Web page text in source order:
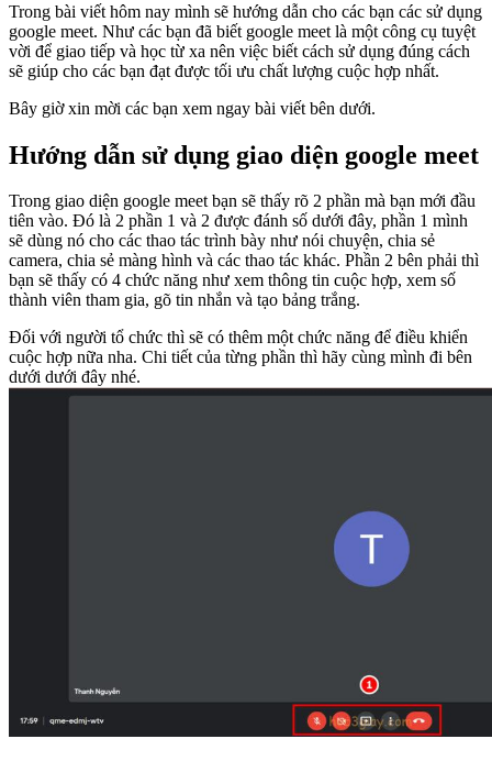
Trong bài viết hôm nay mình sẽ hướng dẫn cho các bạn các sử dụng
google meet. Như các bạn đã biết google meet là một công cụ tuyệt
vời để giao tiếp và học từ xa nên việc biết cách sử dụng đúng cách
sẽ giúp cho các bạn đạt được tối ưu chất lượng cuộc hợp nhất.
Bây giờ xin mời các bạn xem ngay bài viết bên dưới.
Hướng dẫn sử dụng giao diện google meet
Trong giao diện google meet bạn sẽ thấy rõ 2 phần mà bạn mới đầu
tiên vào. Đó là 2 phần 1 và 2 được đánh số dưới đây, phần 1 mình
sẽ dùng nó cho các thao tác trình bày như nói chuyện, chia sẻ
camera, chia sẻ màng hình và các thao tác khác. Phần 2 bên phải thì
bạn sẽ thấy có 4 chức năng như xem thông tin cuộc hợp, xem số
thành viên tham gia, gõ tin nhắn và tạo bảng trắng.
Đối với người tổ chức thì sẽ có thêm một chức năng để điều khiển
cuộc hợp nữa nha. Chi tiết của từng phần thì hãy cùng mình đi bên
dưới dưới đây nhé.